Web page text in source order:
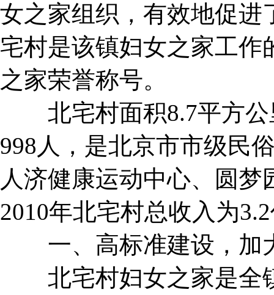
女之家组织，有效地促进
宅村是该镇妇女之家工作
之家荣誉称号。
北宅村面积8.7平方公
998人，是北京市市级民
人济健康运动中心、圆
2010年北宅村总收入为
一、高标准建设，加
北宅村妇女之家是全